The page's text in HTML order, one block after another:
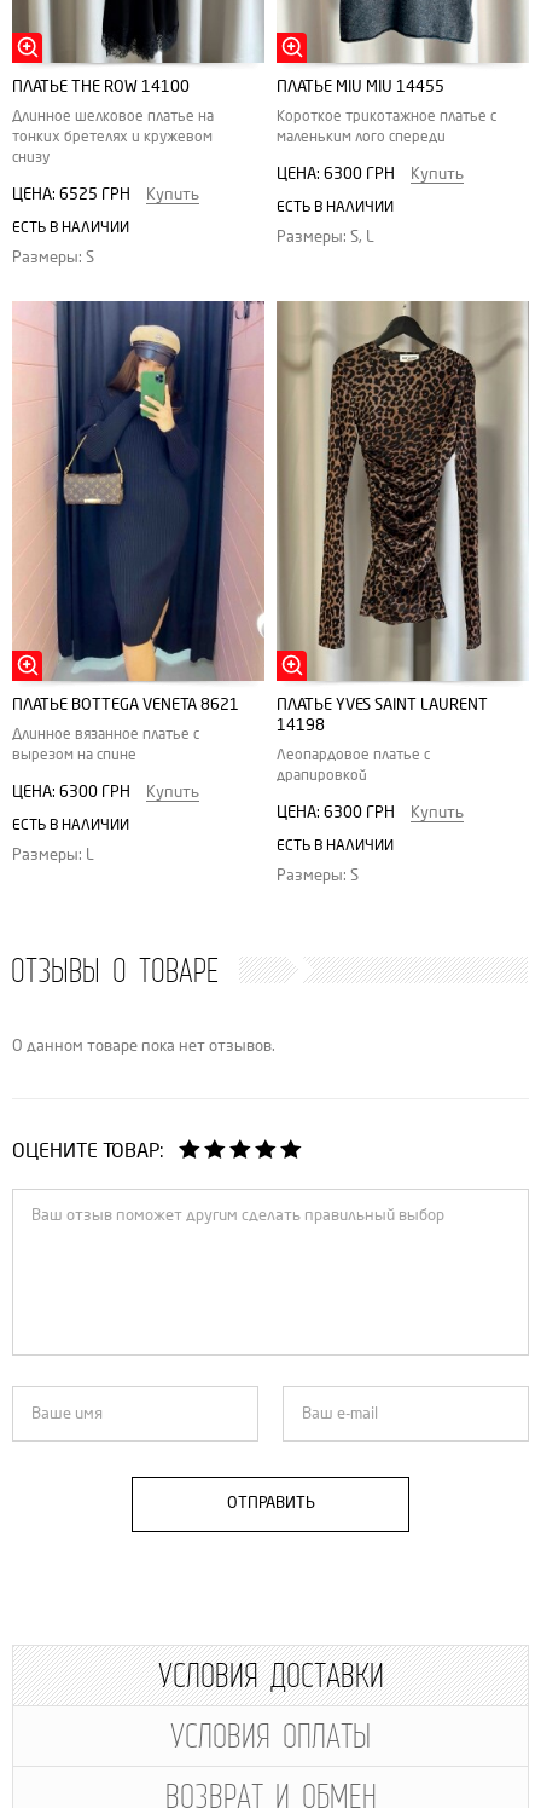
ПЛАТЬЕ THE ROW 14100
Длинное шелковое платье на
тонких бретелях и кружевом
снизу
ЦЕНА: 6525 ГРН Купить
ЕСТЬ В НАЛИЧИИ
Размеры: S
ПЛАТЬЕ MIU MIU 14455
Короткое трикотажное платье с
маленьким лого спереди
ЦЕНА: 6300 ГРН Купить
ЕСТЬ В НАЛИЧИИ
Размеры: S, L
ПЛАТЬЕ BOTTEGA VENETA 8621
Длинное вязанное платье с
вырезом на спине
ЦЕНА: 6300 ГРН Купить
ЕСТЬ В НАЛИЧИИ
Размеры: L
ПЛАТЬЕ YVES SAINT LAURENT
14198
Леопардовое платье с
драпировкой
ЦЕНА: 6300 ГРН Купить
ЕСТЬ В НАЛИЧИИ
Размеры: S
ОТЗЫВЫ О ТОВАРЕ
О данном товаре пока нет отзывов.
ОЦЕНИТЕ ТОВАР:
ОТПРАВИТЬ
УСЛОВИЯ ДОСТАВКИ
УСЛОВИЯ ОПЛАТЫ
ВОЗВРАТ И ОБМЕН